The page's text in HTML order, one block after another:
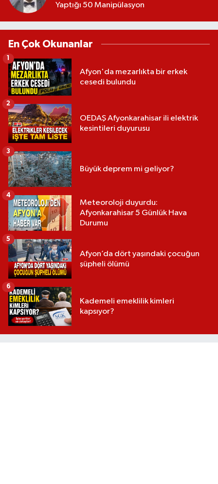
Yaptığı 50 Manipülasyon
En Çok Okunanlar
Afyon'da mezarlıkta bir erkek
cesedi bulundu
1
OEDAŞ Afyonkarahisar ili elektrik
kesintileri duyurusu
2
Büyük deprem mi geliyor?
3
Meteoroloji duyurdu:
Afyonkarahisar 5 Günlük Hava
Durumu
4
Afyon’da dört yaşındaki çocuğun
şüpheli ölümü
5
Kademeli emeklilik kimleri
kapsıyor?
6